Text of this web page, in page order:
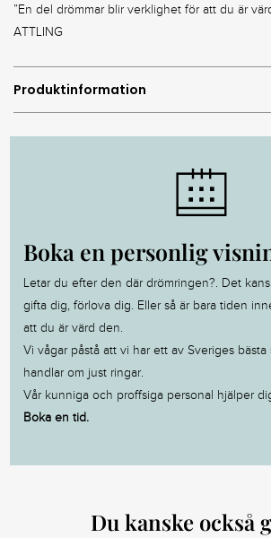
”En del drömmar blir verklighet för att du är
ATTLING
Produktinformation
Boka en personlig
Letar du efter den där drömringen?. Det
gifta dig, förlova dig. Eller så är bara tiden
att du är värd den.
Vi vågar påstå att vi har ett av Sveriges
handlar om just ringar.
Vår kunniga och proffsiga personal hjälper
Boka en tid.
Du kanske också